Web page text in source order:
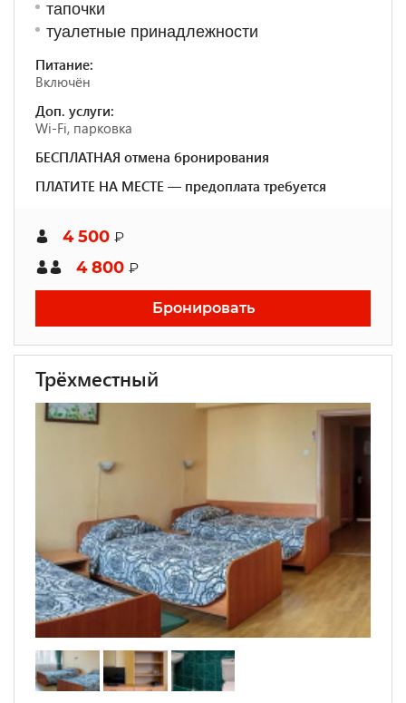
тапочки
туалетные принадлежности
Питание:
Включён
Доп. услуги:
Wi-Fi, парковка
БЕСПЛАТНАЯ отмена бронирования
ПЛАТИТЕ НА МЕСТЕ — предоплата требуется
4 500 ₽
4 800 ₽
Бронировать
Трёхместный